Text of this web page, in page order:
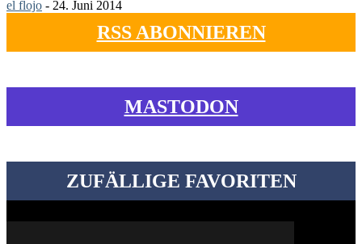
el flojo - 24. Juni 2014
RSS ABONNIEREN
MASTODON
ZUFÄLLIGE FAVORITEN